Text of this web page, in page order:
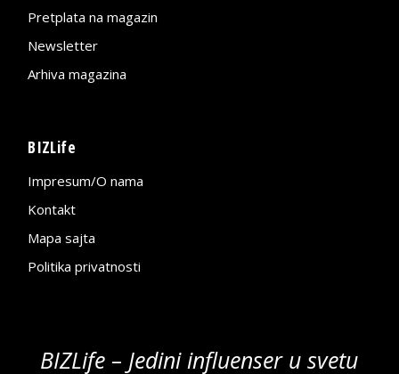
Pretplata na magazin
Newsletter
Arhiva magazina
BIZLife
Impresum/O nama
Kontakt
Mapa sajta
Politika privatnosti
BIZLife – Jedini influenser u svetu